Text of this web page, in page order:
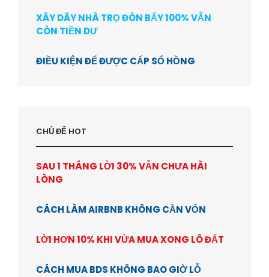
XÂY DÃY NHÀ TRỌ ĐÒN BẨY 100% VẪN
CÒN TIỀN DƯ
ĐIỀU KIỆN ĐỂ ĐƯỢC CẤP SỔ HỒNG
CHỦ ĐỂ HOT
SAU 1 THÁNG LỜI 30% VẪN CHƯA HÀI
LÒNG
CÁCH LÀM AIRBNB KHÔNG CẦN VỐN
LỜI HƠN 10% KHI VỪA MUA XONG LÔ ĐẤT
CÁCH MUA BDS KHÔNG BAO GIỜ LỖ